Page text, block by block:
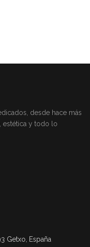
desde hace más
estética y todo lo
Getxo, España